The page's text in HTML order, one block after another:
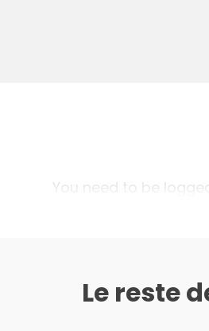
You need to be
Le reste